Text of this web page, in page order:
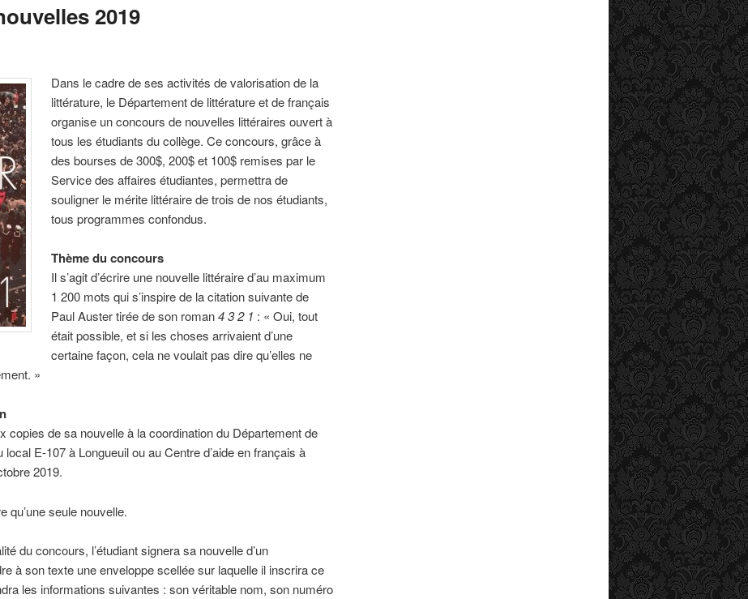
2019
Dans le cadre de ses activités de valorisation de la
littérature, le Département de littérature et de français
organise un concours de nouvelles littéraires ouvert à
tous les étudiants du collège. Ce concours, grâce à
des bourses de 300$, 200$ et 100$ remises par le
Service des affaires étudiantes, permettra de
souligner le mérite littéraire de trois de nos étudiants,
tous programmes confondus.
Thème du concours
Il s’agit d’écrire une nouvelle littéraire d’au maximum
1 200 mots qui s’inspire de la citation suivante de
Paul Auster tirée de son roman4 3 2 1 : « Oui, tout
était possible, et si les choses arrivaient d’une
certaine façon, cela ne voulait pas dire qu’elles ne
»
copies de sa nouvelle à la coordination du Département de
E-107 à Longueuil ou au Centre d’aide en français à
2019.
qu’une seule nouvelle.
du concours, l’étudiant signera sa nouvelle d’un
à son texte une enveloppe scellée sur laquelle il inscrira ce
les informations suivantes : son véritable nom, son numéro